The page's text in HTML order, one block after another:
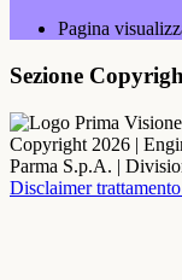
Pagina
Sezione
Copyright 2026 |
Parma S.p.A. |
Disclaimer